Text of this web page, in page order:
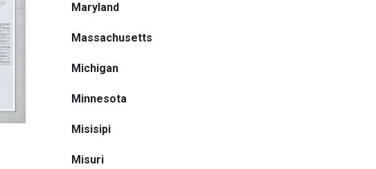
Maryland
Massachusetts
Michigan
Minnesota
Misisipi
Misuri